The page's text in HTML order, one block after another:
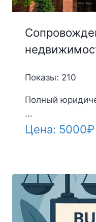
Показы: 210
Полный
...
Цена: 5000₽